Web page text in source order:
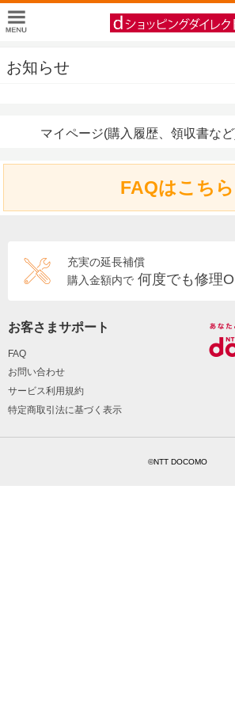
お知らせ
マイページ(購入履歴、領収書な
FAQはこちら
充実の延長補償
購入金額内で 何度でも修理
お客さまサポート
FAQ
お問い合わせ
サービス利用規約
特定商取引法に基づく表示
©NTT DOCOMO